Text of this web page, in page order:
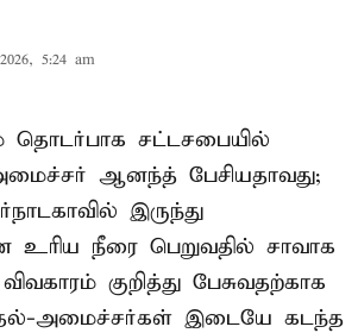
5:24 am
தொடர்பாக சட்டசபையில்
ஆனந்த் பேசியதாவது;
இருந்து
உரிய நீரை பெறுவதில் சாவாக
குறித்து பேசுவதற்காக
அமைச்சர்கள் இடையே கடந்த